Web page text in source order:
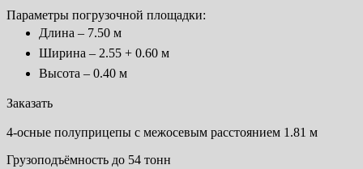
Параметры погрузочной площадки:
Длина – 7.50 м
Ширина – 2.55 + 0.60 м
Высота – 0.40 м
Заказать
4-осные полуприцепы с межосевым расстоянием 1.81 м
Грузоподъёмность до 54 тонн